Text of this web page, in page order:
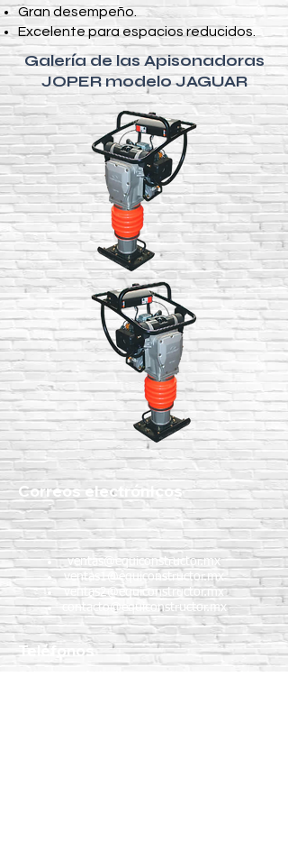
Gran desempeño.
Excelente para espacios reducidos.
Galería de las Apisonadoras
JOPER modelo JAGUAR
Correos electrónicos
ventas@equiconstructor.mx
ventas1@equiconstructor.mx
ventas2@equiconstructor.mx
contacto@equiconstructor.mx
Teléfonos